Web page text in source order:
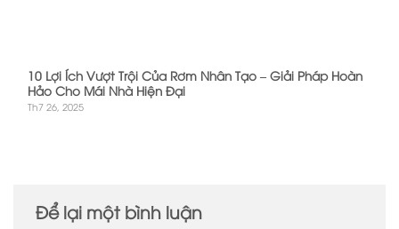
10 Lợi Ích Vượt Trội Của Rơm Nhân Tạo – Giải Pháp Hoàn
Hảo Cho Mái Nhà Hiện Đại
Th7 26, 2025
Để lại một bình luận